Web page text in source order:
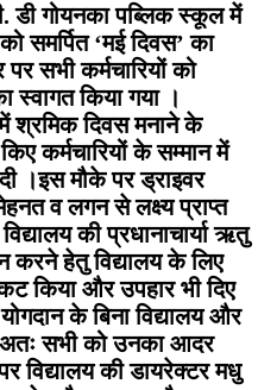
डी गोयनका पब्लिक स्कूल में
समर्पित ‘मई दिवस’ का
सभी कर्मचारियों को
स्वागत किया गया ।
में श्रमिक दिवस मनाने के
कर्मचारियों के सम्मान में
।इस मौके पर ड्राइवर
व लगन से लक्ष्य प्राप्त
की प्रधानाचार्या ऋतु
करने हेतु विद्यालय के लिए
किया और उपहार भी दिए
के बिना विद्यालय और
अतः सभी को उनका आदर
विद्यालय की डायरेक्टर मधु